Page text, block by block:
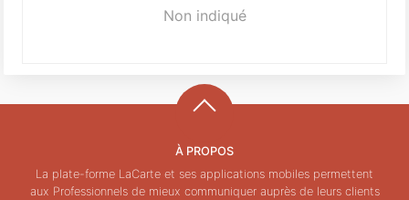
Non indiqué
À PROPOS
La plate-forme LaCarte et ses applications mobiles permettent
aux Professionnels de mieux communiquer auprès de leurs clients